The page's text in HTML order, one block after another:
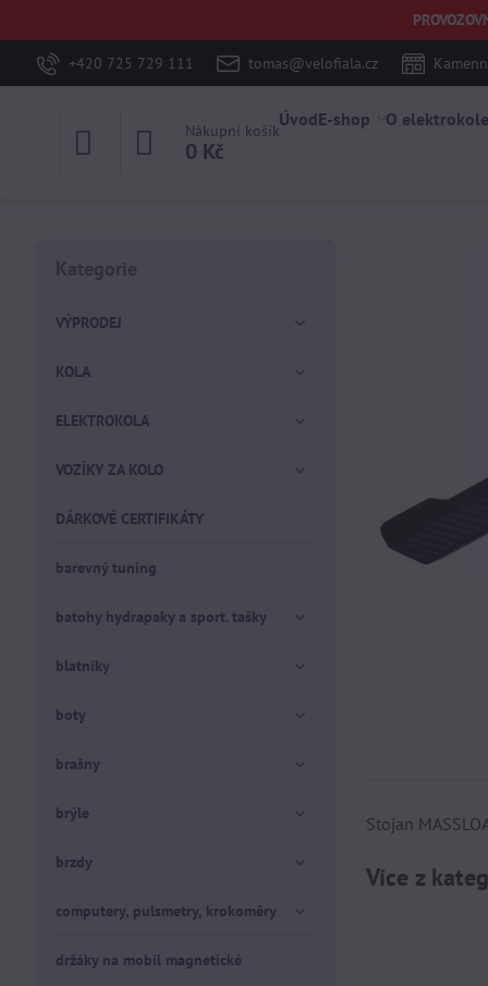
+420 725 729 111 tomas@velofiala.cz
Nákupní košík
0 Kč
ÚvodE-shop O
Stojan
Více z
Kategorie
VÝPRODEJ
KOLA
ELEKTROKOLA
VOZÍKY ZA KOLO
DÁRKOVÉ CERTIFIKÁTY
barevný tuning
batohy hydrapaky a sport. tašky
blatníky
boty
brašny
brýle
brzdy
computery, pulsmetry, krokoměry
držáky na mobil magnetické